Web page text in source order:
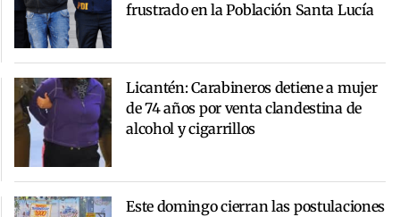
frustrado en la Población Santa Lucía
Licantén: Carabineros detiene a mujer
de 74 años por venta clandestina de
alcohol y cigarrillos
Este domingo cierran las postulaciones